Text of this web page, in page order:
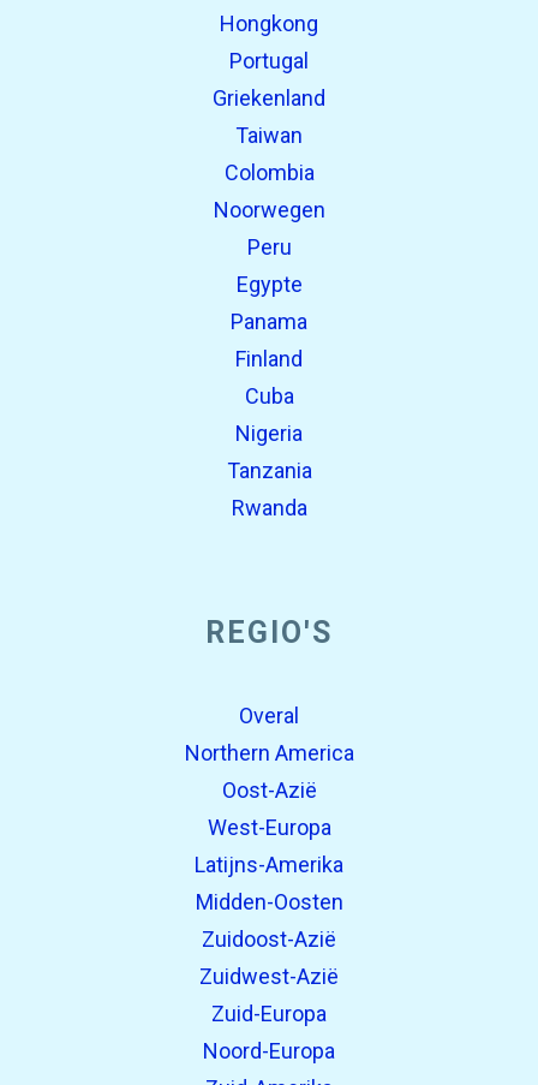
Hongkong
Portugal
Griekenland
Taiwan
Colombia
Noorwegen
Peru
Egypte
Panama
Finland
Cuba
Nigeria
Tanzania
Rwanda
REGIO'S
Overal
Northern America
Oost-Azië
West-Europa
Latijns-Amerika
Midden-Oosten
Zuidoost-Azië
Zuidwest-Azië
Zuid-Europa
Noord-Europa